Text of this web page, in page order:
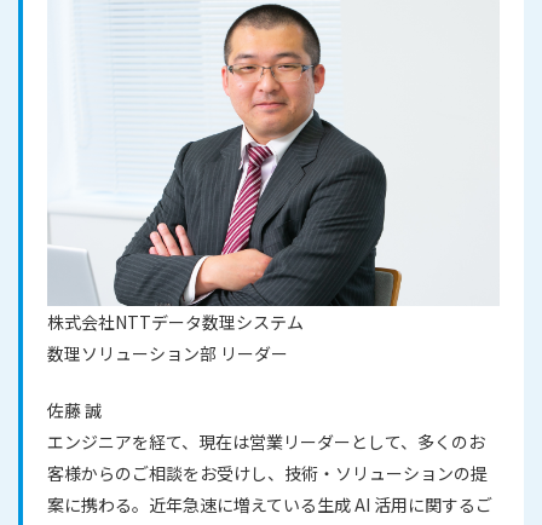
株式会社NTTデータ数理システム
数理ソリューション部 リーダー
佐藤 誠
エンジニアを経て、現在は営業リーダーとして、多くのお
客様からのご相談をお受けし、技術・ソリューションの提
案に携わる。近年急速に増えている生成 AI 活用に関するご